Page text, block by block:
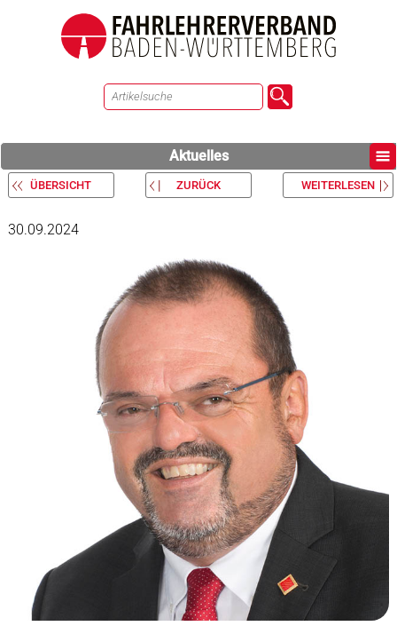
Aktuelles
ÜBERSICHT ZURÜCK WEITERLESEN
30.09.2024